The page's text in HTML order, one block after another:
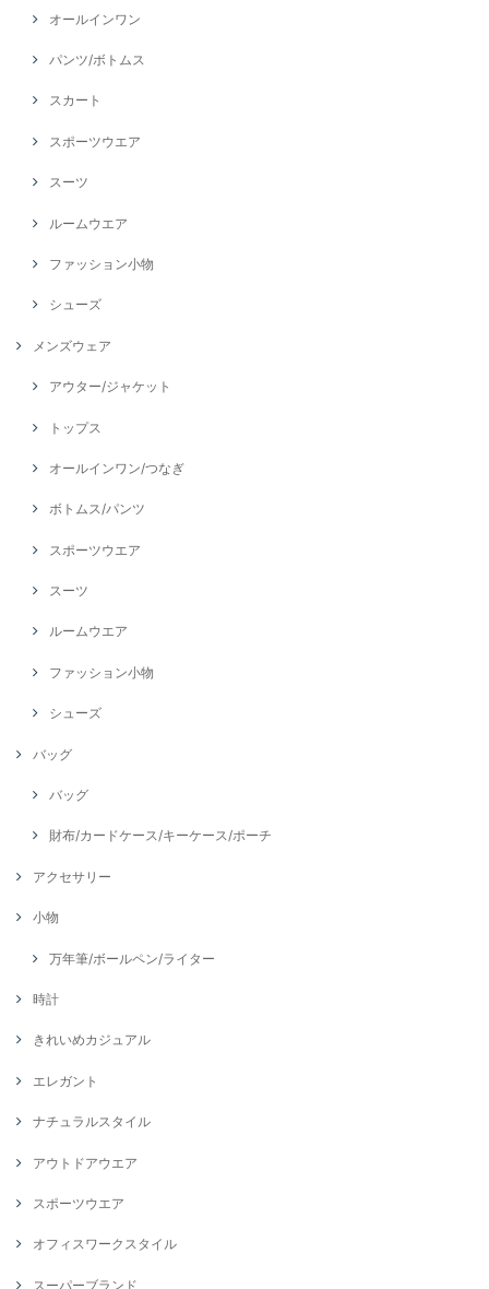
オールインワン
パンツ/ボトムス
スカート
スポーツウエア
スーツ
ルームウエア
ファッション小物
シューズ
メンズウェア
アウター/ジャケット
トップス
オールインワン/つなぎ
ボトムス/パンツ
スポーツウエア
スーツ
ルームウエア
ファッション小物
シューズ
バッグ
バッグ
財布/カードケース/キーケース/ポーチ
アクセサリー
小物
万年筆/ボールペン/ライター
時計
きれいめカジュアル
エレガント
ナチュラルスタイル
アウトドアウエア
スポーツウエア
オフィスワークスタイル
スーパーブランド